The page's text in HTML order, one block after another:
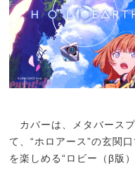
カバーは、メタバース
て、“ホロアース”の玄関
を楽しめる“ロビー（β版